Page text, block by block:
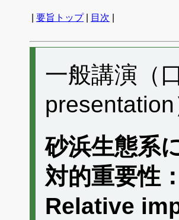
要旨トップ| 目次
一般講演（
presentation
砂浜生態系
対的重要性
Relative